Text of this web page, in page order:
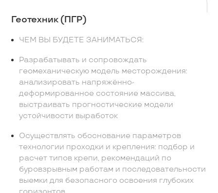
Геотехник (ПГР)
ЧЕМ ВЫ БУДЕТЕ ЗАНИМАТЬСЯ:
Разрабатывать и сопровождать
геомеханическую модель месторождения:
анализировать напряжённо-
деформированное состояние массива,
выстраивать прогностические модели
устойчивости выработок
Осуществлять обоснование параметров
технологии проходки и крепления: подбор и
расчет типов крепи, рекомендаций по
буровзрывным работам и последовательности
выемки для безопасного освоения глубоких